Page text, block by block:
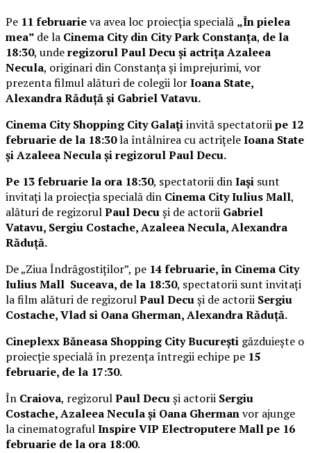
Pe 11 februarieva avea loc proiecția specială „În pielea
mea” de la Cinema City din City Park Constanța, de la
18:30, underegizorul Paul Decu și actrița Azaleea
Necula, originari din Constanța și împrejurimi, vor
prezenta filmul alături de colegii lorIoana State,
Alexandra Răduță și Gabriel Vatavu.
Cinema City Shopping City Galațiinvită spectatoriipe 12
februarie de la 18:30la întâlnirea cu actrițeleIoana State
și Azaleea Necula și regizorul Paul Decu.
Pe 13 februarie la ora 18:30, spectatorii dinIași sunt
invitați la proiecția specială din Cinema City Iulius Mall,
alături de regizorulPaul Decuși de actorii Gabriel
Vatavu, Sergiu Costache, Azaleea Necula, Alexandra
Răduță.
De „Ziua Îndrăgostiților”, pe 14 februarie, în Cinema City
Iulius Mall Suceava, de la 18:30, spectatorii sunt invitați
la film alături de regizorulPaul Decuși de actorii Sergiu
Costache, Vlad si Oana Gherman, Alexandra Răduță.
Cineplexx Băneasa Shopping City București găzduiește o
proiecție specială în prezența întregii echipe pe 15
februarie, de la 17:30.
În Craiova, regizorulPaul Decuși actorii Sergiu
Costache, Azaleea Necula și Oana Ghermanvor ajunge
la cinematografulInspire VIP Electroputere Mall pe 16
februarie de la ora 18:00.